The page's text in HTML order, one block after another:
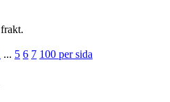
... 5 6 7 100 per sida